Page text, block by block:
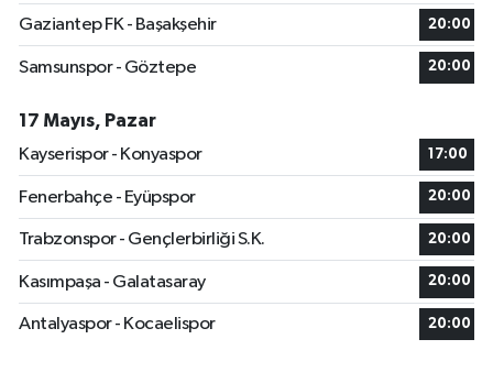
Gaziantep FK - Başakşehir 20:00
Samsunspor - Göztepe 20:00
17 Mayıs, Pazar
Kayserispor - Konyaspor
17:00
Fenerbahçe - Eyüpspor 20:00
Trabzonspor - Gençlerbirliği S.K. 20:00
Kasımpaşa - Galatasaray 20:00
Antalyaspor - Kocaelispor 20:00